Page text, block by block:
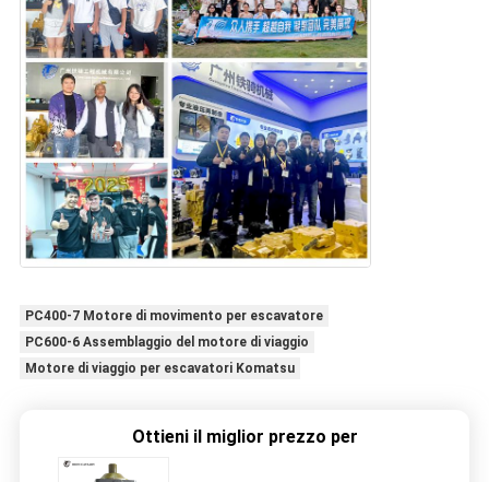
PC400-7 Motore di movimento per escavatore
PC600-6 Assemblaggio del motore di viaggio
Motore di viaggio per escavatori Komatsu
Ottieni il miglior prezzo per